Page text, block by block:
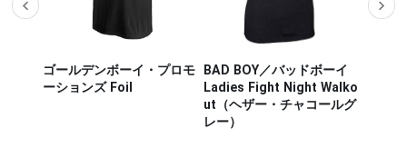
ゴールデンボーイ・プロモ
ーションズ Foil
BAD BOY／バッドボーイ
Ladies Fight Night Walko
ut（ヘザー・チャコールグ
レー）